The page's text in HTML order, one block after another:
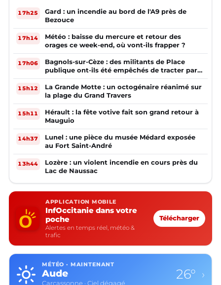
17h25
Gard : un incendie au bord de l'A9 près de
Bezouce
17h14
Météo : baisse du mercure et retour des
orages ce week-end, où vont-ils frapper ?
17h06
Bagnols-sur-Cèze : des militants de Place
publique ont-ils été empêchés de tracter par
la mairie ?
15h12
La Grande Motte : un octogénaire réanimé sur
la plage du Grand Travers
15h11
Hérault : la fête votive fait son grand retour à
Mauguio
14h37
Lunel : une pièce du musée Médard exposée
au Fort Saint-André
13h44
Lozère : un violent incendie en cours près du
Lac de Naussac
APPLICATION MOBILE
InfOccitanie dans votre
poche
Alertes en temps réel, météo &
trafic
Télécharger
MÉTÉO · MAINTENANT
Aude
Carcassonne · Ciel dégagé
26° ›